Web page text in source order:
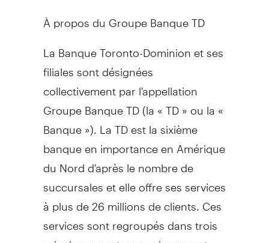
À propos du Groupe Banque TD
La Banque Toronto-Dominion et ses
filiales sont désignées
collectivement par l'appellation
Groupe Banque TD (la « TD » ou la «
Banque »). La TD est la sixième
banque en importance en Amérique
du Nord d'après le nombre de
succursales et elle offre ses services
à plus de 26 millions de clients. Ces
services sont regroupés dans trois